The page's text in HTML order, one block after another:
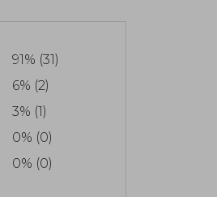
91% (31)
6% (2)
3% (1)
0% (0)
0% (0)